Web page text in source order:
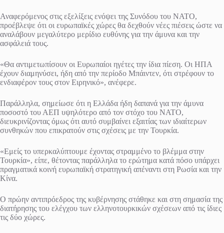
Αναφερόμενος στις εξελίξεις ενόψει της Συνόδου του ΝΑΤΟ,
προέβλεψε ότι οι ευρωπαϊκές χώρες θα δεχθούν νέες πιέσεις ώστε να
αναλάβουν μεγαλύτερο μερίδιο ευθύνης για την άμυνα και την
ασφάλειά τους.
«Θα αντιμετωπίσουν οι Ευρωπαίοι ηγέτες την ίδια πίεση. Οι ΗΠΑ
έχουν διαμηνύσει, ήδη από την περίοδο Μπάιντεν, ότι στρέφουν το
ενδιαφέρον τους στον Ειρηνικό», ανέφερε.
Παράλληλα, σημείωσε ότι η Ελλάδα ήδη δαπανά για την άμυνα
ποσοστό του ΑΕΠ υψηλότερο από τον στόχο του ΝΑΤΟ,
διευκρινίζοντας όμως ότι αυτό συμβαίνει εξαιτίας των ιδιαίτερων
συνθηκών που επικρατούν στις σχέσεις με την Τουρκία.
«Εμείς το υπερκαλύπτουμε έχοντας στραμμένο το βλέμμα στην
Τουρκία», είπε, θέτοντας παράλληλα το ερώτημα κατά πόσο υπάρχει
πραγματικά κοινή ευρωπαϊκή στρατηγική απέναντι στη Ρωσία και την
Κίνα.
Ο πρώην αντιπρόεδρος της κυβέρνησης στάθηκε και στη σημασία της
διατήρησης του ελέγχου των ελληνοτουρκικών σχέσεων από τις ίδιες
τις δύο χώρες.